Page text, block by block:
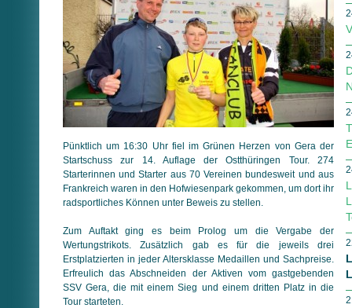
Pünktlich um 16:30 Uhr fiel im Grünen Herzen von Gera der
Startschuss zur 14. Auflage der Ostthüringen Tour. 274
Starterinnen und Starter aus 70 Vereinen bundesweit und aus
Frankreich waren in den Hofwiesenpark gekommen, um dort ihr
radsportliches Können unter Beweis zu stellen.
Zum Auftakt ging es beim Prolog um die Vergabe der
Wertungstrikots. Zusätzlich gab es für die jeweils drei
Erstplatzierten in jeder Altersklasse Medaillen und Sachpreise.
Erfreulich das Abschneiden der Aktiven vom gastgebenden
SSV Gera, die mit einem Sieg und einem dritten Platz in die
Tour starteten.